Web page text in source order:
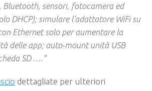
Bluetooth, sensori, fotocamera ed
DHCP); simulare l’adattatore WiFi su
Ethernet solo per aumentare la
delle app; auto-mount unità USB
SD …. “
dettagliate per ulteriori